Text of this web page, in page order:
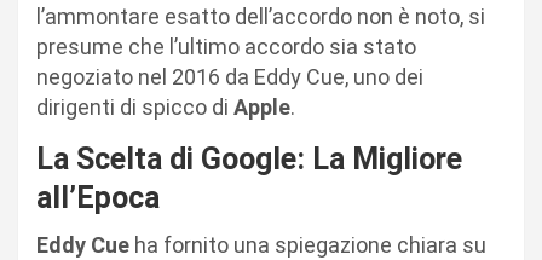
l’ammontare esatto dell’accordo non è noto, si
presume che l’ultimo accordo sia stato
negoziato nel 2016 da Eddy Cue, uno dei
dirigenti di spicco di Apple.
La Scelta di Google: La Migliore
all’Epoca
Eddy Cue ha fornito una spiegazione chiara su